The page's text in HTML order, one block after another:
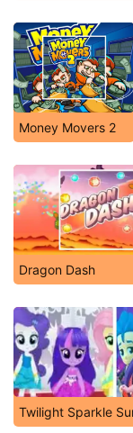
Money Movers 2
Dragon Dash
Twilight Sparkle